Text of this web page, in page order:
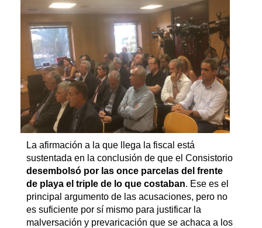
La afirmación a la que llega la fiscal está
sustentada en la conclusión de que el Consistorio
desembolsó por las once parcelas del frente
de playa el triple de lo que costaban. Ese es el
principal argumento de las acusaciones, pero no
es suficiente por sí mismo para justificar la
malversación y prevaricación que se achaca a los